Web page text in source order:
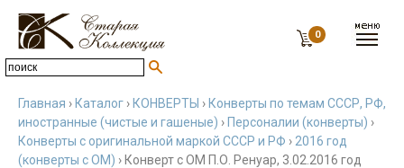
0
Главная › Каталог › КОНВЕРТЫ › Конверты по темам СССР, РФ,
иностранные (чистые и гашеные) › Персоналии (конверты) ›
Конверты с оригинальной маркой СССР и РФ › 2016 год
(конверты с ОМ) › Конверт с ОМ П.О. Ренуар, 3.02.2016 год